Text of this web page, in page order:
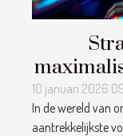
10 januari 2026
In de wereld van
aantrekkelijkste